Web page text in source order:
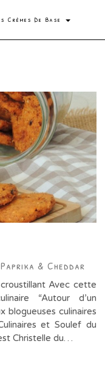
Crèmes De Base
& Cheddar
Avec cette
“Autour d’un
blogueuses culinaires
et Soulef du
Christelle du…